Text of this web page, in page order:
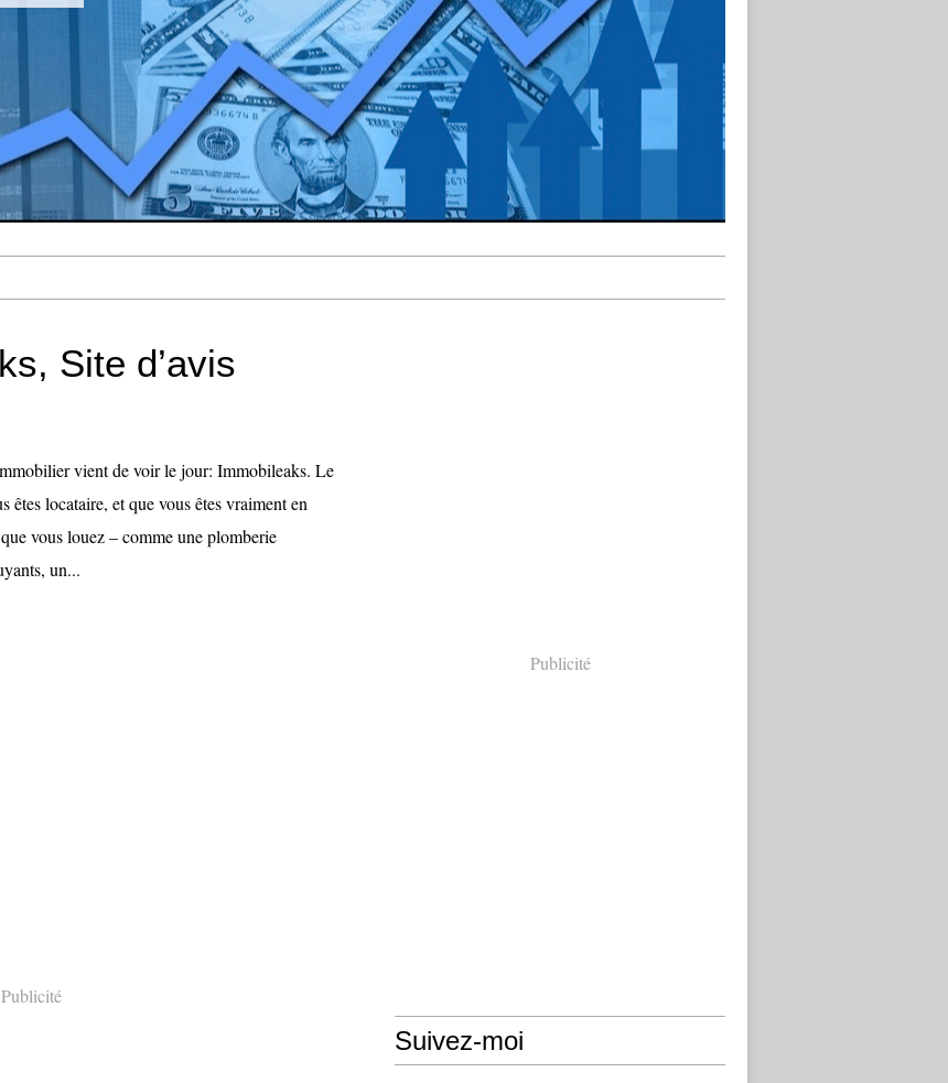
Site d’avis
vient de voir le jour: Immobileaks. Le
êtes locataire, et que vous êtes vraiment en
vous louez – comme une plomberie
un...
Publicité
Publicité
Suivez-moi